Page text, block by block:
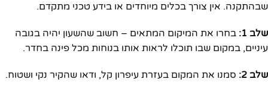
שבהתקנה. אין צורך בכלים מיוחדים או בידע טכני מתקדם.
שלב 1:
בחרו את המיקום המתאים – חשוב שהשעון יהיה בגובה
עיניים, במקום שבו תוכלו לראות אותו בנוחות מכל פינה בחדר.
שלב 2: סמנו את המקום בעזרת עיפרון קל, ודאו שהקיר נקי ושטוח.